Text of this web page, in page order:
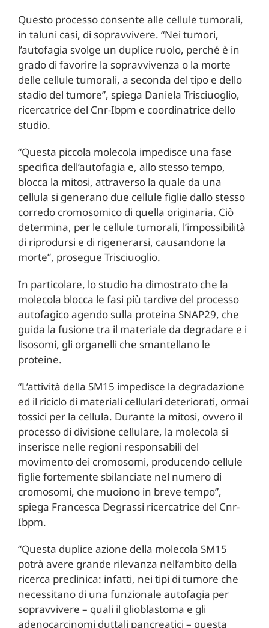
Questo processo consente alle cellule tumorali,
in taluni casi, di sopravvivere. “Nei tumori,
l’autofagia svolge un duplice ruolo, perché è in
grado di favorire la sopravvivenza o la morte
delle cellule tumorali, a seconda del tipo e dello
stadio del tumore”, spiega Daniela Trisciuoglio,
ricercatrice del Cnr-Ibpm e coordinatrice dello
studio.
“Questa piccola molecola impedisce una fase
specifica dell’autofagia e, allo stesso tempo,
blocca la mitosi, attraverso la quale da una
cellula si generano due cellule figlie dallo stesso
corredo cromosomico di quella originaria. Ciò
determina, per le cellule tumorali, l’impossibilità
di riprodursi e di rigenerarsi, causandone la
morte”, prosegue Trisciuoglio.
In particolare, lo studio ha dimostrato che la
molecola blocca le fasi più tardive del processo
autofagico agendo sulla proteina SNAP29, che
guida la fusione tra il materiale da degradare e i
lisosomi, gli organelli che smantellano le
proteine.
“L’attività della SM15 impedisce la degradazione
ed il riciclo di materiali cellulari deteriorati, ormai
tossici per la cellula. Durante la mitosi, ovvero il
processo di divisione cellulare, la molecola si
inserisce nelle regioni responsabili del
movimento dei cromosomi, producendo cellule
figlie fortemente sbilanciate nel numero di
cromosomi, che muoiono in breve tempo”,
spiega Francesca Degrassi ricercatrice del Cnr-
Ibpm.
“Questa duplice azione della molecola SM15
potrà avere grande rilevanza nell’ambito della
ricerca preclinica: infatti, nei tipi di tumore che
necessitano di una funzionale autofagia per
sopravvivere – quali il glioblastoma e gli
adenocarcinomi duttali pancreatici – questa